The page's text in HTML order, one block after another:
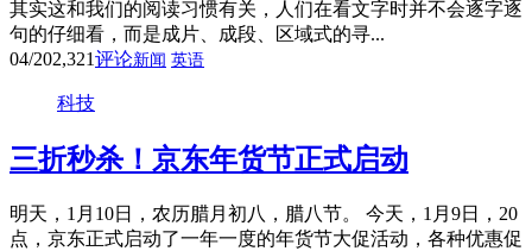
其实这和我们的阅读习惯有关，人们在看文字时并不会逐字逐
句的仔细看，而是成片、成段、区域式的寻...
04/202,321评论新闻 英语
科技
三折秒杀！京东年货节正式启动
明天，1月10日，农历腊月初八，腊八节。 今天，1月9日，20
点，京东正式启动了一年一度的年货节大促活动，各种优惠促